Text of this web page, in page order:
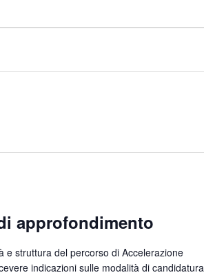
approfondimento
e struttura del percorso di Accelerazione
indicazioni sulle modalità di